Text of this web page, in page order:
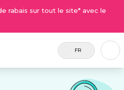
rabais sur tout le site* avec le
FR